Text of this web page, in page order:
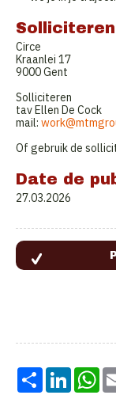
Solliciteren
Circe
Kraanlei 17
9000 Gent
Solliciteren
tav Ellen De Cock
mail:
Of gebruik de
Date de
27.03.2026
Share LinkedIn